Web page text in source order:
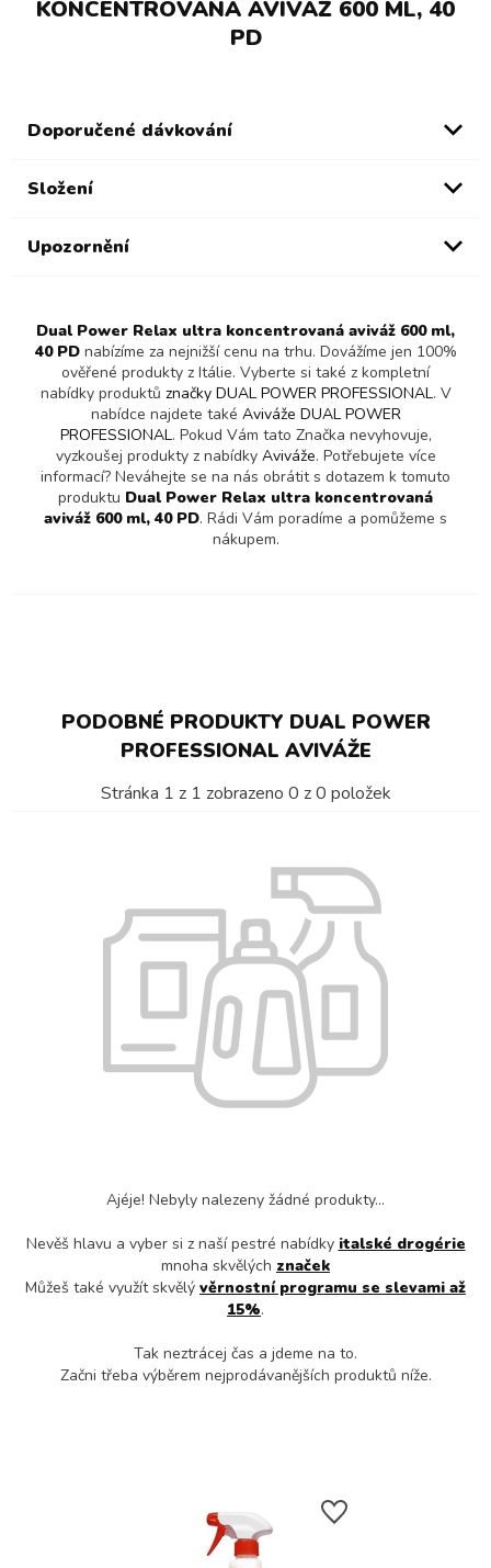
KONCENTROVANÁ AVIVÁŽ 600 ML, 40
PD
Doporučené dávkování
Složení
Upozornění
Dual Power Relax ultra koncentrovaná aviváž 600 ml,
40 PDnabízíme za nejnižší cenu na trhu. Dovážíme jen 100%
ověřené produkty z Itálie. Vyberte si také z kompletní
nabídky produktů značky DUAL POWER PROFESSIONAL. V
nabídce najdete také Aviváže DUAL POWER
PROFESSIONAL. Pokud Vám tato Značka nevyhovuje,
vyzkoušej produkty z nabídky Aviváže. Potřebujete více
informací? Neváhejte se na nás obrátit s dotazem k tomuto
produktu Dual Power Relax ultra koncentrovaná
aviváž 600 ml, 40 PD. Rádi Vám poradíme a pomůžeme s
nákupem.
PODOBNÉ PRODUKTY DUAL POWER
PROFESSIONAL AVIVÁŽE
Stránka 1 z 1 zobrazeno 0 z0 položek
Ajéje! Nebyly nalezeny žádné produkty...
Nevěš hlavu a vyber si z naší pestré nabídky italské drogérie
mnoha skvělých značek
Můžeš také využít skvělý věrnostní programu se slevami až
15%.
Tak neztrácej čas a jdeme na to.
Začni třeba výběrem nejprodávanějších produktů níže.